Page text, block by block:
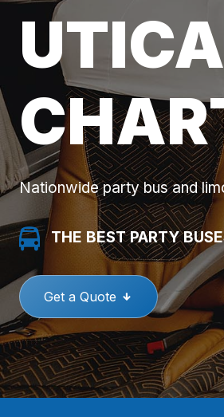
Nationwide party bus and
THE BEST PARTY
Get a Quote